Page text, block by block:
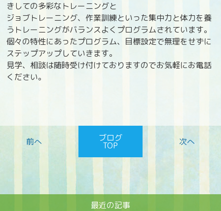
きしての多彩なトレーニングと
ジョブトレーニング、作業訓練といった集中力と体力を養
うトレーニングがバランスよくプログラムされています。
個々の特性にあったプログラム、目標設定で無理をせずに
ステップアップしていきます。
見学、相談は随時受け付けておりますのでお気軽にお電話
ください。
ブログ
TOP
最近の記事